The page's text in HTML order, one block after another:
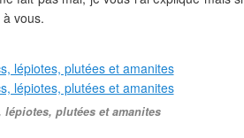
vous.
plutées et amanites